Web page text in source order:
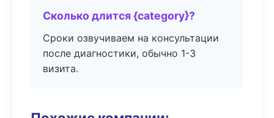
Сколько длится {category}?
Сроки озвучиваем на консультации
после диагностики, обычно 1-3
визита.